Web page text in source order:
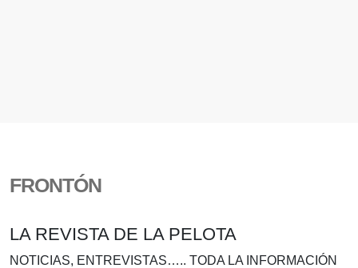
FRONTÓN
LA REVISTA DE LA PELOTA
NOTICIAS, ENTREVISTAS….. TODA LA INFORMACIÓN